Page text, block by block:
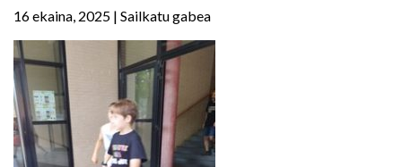
16 ekaina, 2025 | Sailkatu gabea